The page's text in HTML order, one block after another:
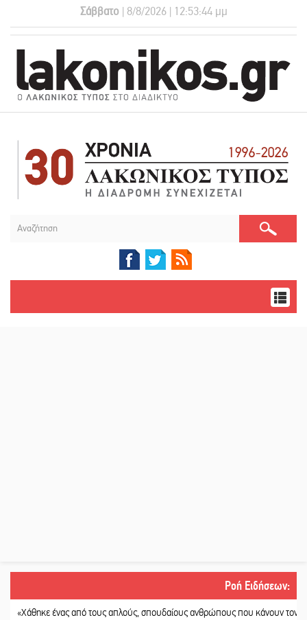
Σάββατο| 8/8/2026 | 12:53:44 μμ
Ροή Ειδήσεων:
ένας από τους απλούς, σπουδαίους ανθρώπους που κάνουν τον κόσμο